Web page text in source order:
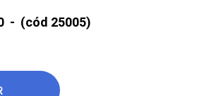
- (cód 25005)